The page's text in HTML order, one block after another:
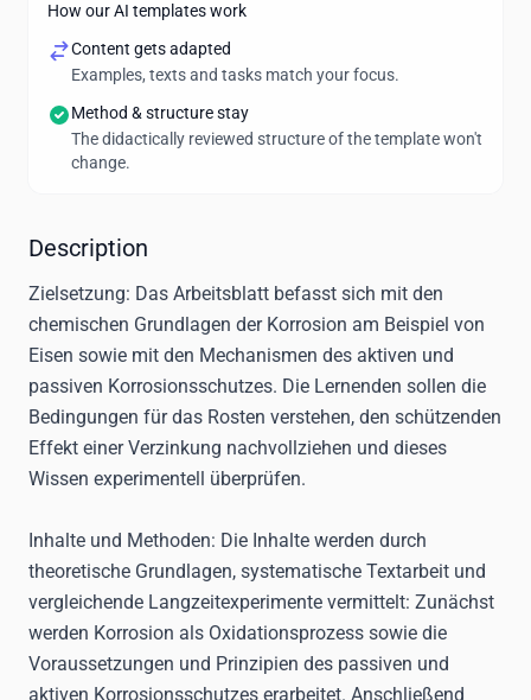
How our AI templates work
Content gets adapted
Examples, texts and tasks match your focus.
Method & structure stay
The didactically reviewed structure of the template won't
change.
Description
Zielsetzung: Das Arbeitsblatt befasst sich mit den
chemischen Grundlagen der Korrosion am Beispiel von
Eisen sowie mit den Mechanismen des aktiven und
passiven Korrosionsschutzes. Die Lernenden sollen die
Bedingungen für das Rosten verstehen, den schützenden
Effekt einer Verzinkung nachvollziehen und dieses
Wissen experimentell überprüfen.
Inhalte und Methoden: Die Inhalte werden durch
theoretische Grundlagen, systematische Textarbeit und
vergleichende Langzeitexperimente vermittelt: Zunächst
werden Korrosion als Oxidationsprozess sowie die
Voraussetzungen und Prinzipien des passiven und
aktiven Korrosionsschutzes erarbeitet. Anschließend